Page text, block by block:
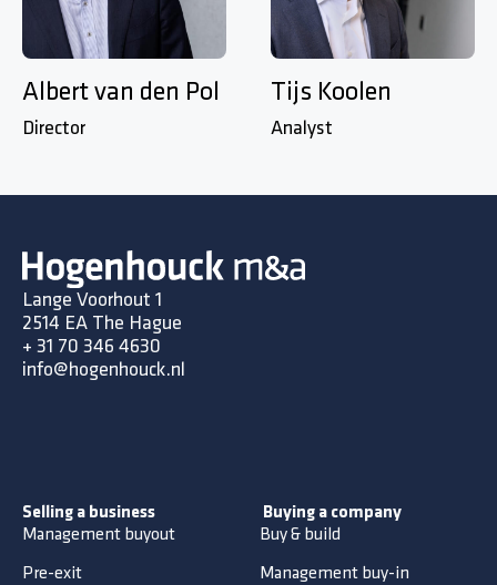
Albert van den Pol
Director
Tijs Koolen
Analyst
Lange Voorhout 1
2514 EA The Hague
+ 31 70 346 4630
info@hogenhouck.nl
Selling a business
Management buyout
Pre-exit
Buying a company
Buy & build
Management buy-in